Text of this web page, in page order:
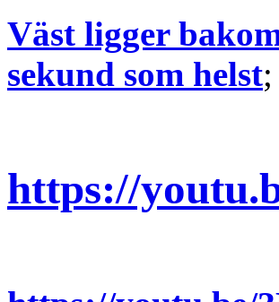
Väst ligger
sekund som helst;
https://